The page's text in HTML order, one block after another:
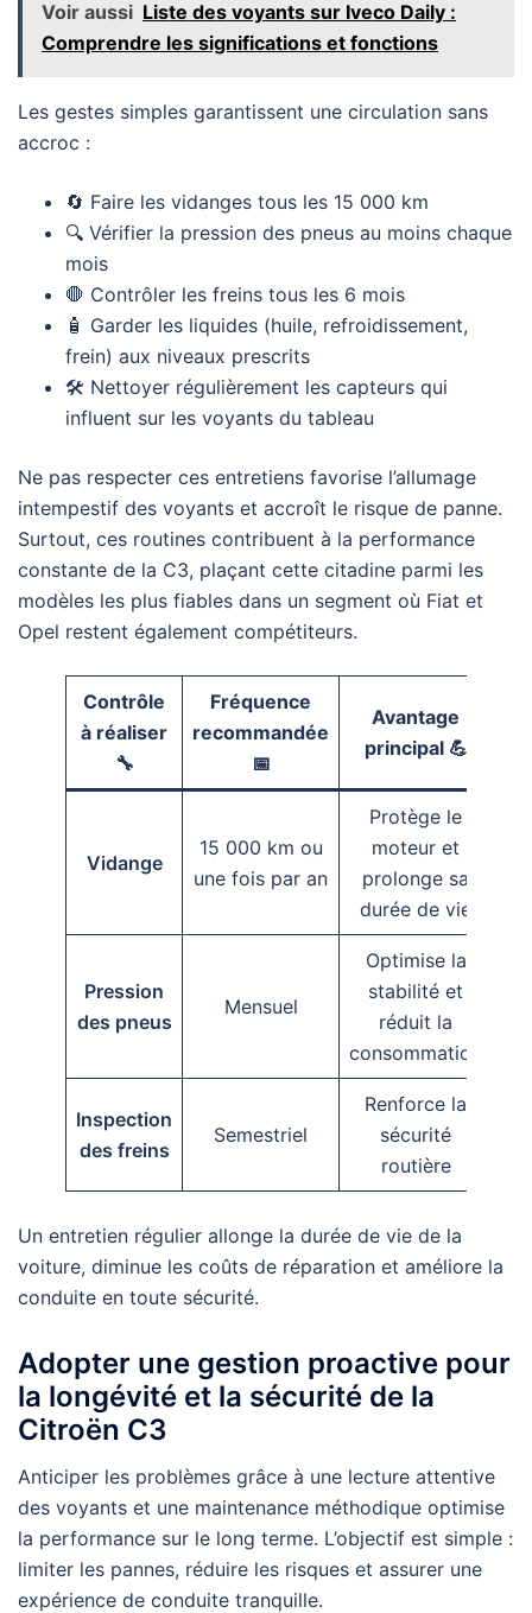
Voir aussi Liste des voyants sur Iveco Daily :
Comprendre les significations et fonctions
Les gestes simples garantissent une circulation sans
accroc :
🔄 Faire les vidanges tous les 15 000 km
🔍 Vérifier la pression des pneus au moins chaque
mois
🛑 Contrôler les freins tous les 6 mois
🧴 Garder les liquides (huile, refroidissement,
frein) aux niveaux prescrits
🛠️ Nettoyer régulièrement les capteurs qui
influent sur les voyants du tableau
Ne pas respecter ces entretiens favorise l’allumage
intempestif des voyants et accroît le risque de panne.
Surtout, ces routines contribuent à la performance
constante de la C3, plaçant cette citadine parmi les
modèles les plus fiables dans un segment où Fiat et
Opel restent également compétiteurs.
Contrôle
à réaliser
🔧
Fréquence
recommandée
📅
Avantage
principal 💪
Vidange
15 000 km ou
une fois par an
Protège le
moteur et
prolonge sa
durée de vie
Pression
des pneus
Mensuel
Optimise la
stabilité et
réduit la
consommation
Inspection
des freins
Semestriel
Renforce la
sécurité
routière
Un entretien régulier allonge la durée de vie de la
voiture, diminue les coûts de réparation et améliore la
conduite en toute sécurité.
Adopter une gestion proactive pour
la longévité et la sécurité de la
Citroën C3
Anticiper les problèmes grâce à une lecture attentive
des voyants et une maintenance méthodique optimise
la performance sur le long terme. L’objectif est simple :
limiter les pannes, réduire les risques et assurer une
expérience de conduite tranquille.